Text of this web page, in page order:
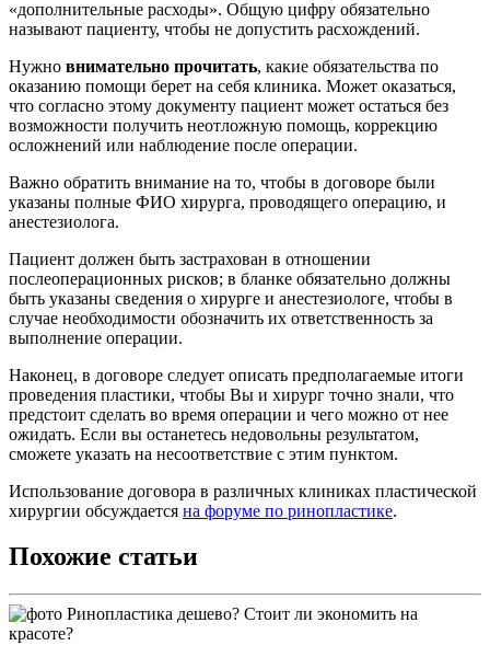
«дополнительные расходы». Общую цифру обязательно
называют пациенту, чтобы не допустить расхождений.
Нужно внимательно прочитать, какие обязательства по
оказанию помощи берет на себя клиника. Может оказаться,
что согласно этому документу пациент может остаться без
возможности получить неотложную помощь, коррекцию
осложнений или наблюдение после операции.
Важно обратить внимание на то, чтобы в договоре были
указаны полные ФИО хирурга, проводящего операцию, и
анестезиолога.
Пациент должен быть застрахован в отношении
послеоперационных рисков; в бланке обязательно должны
быть указаны сведения о хирурге и анестезиологе, чтобы в
случае необходимости обозначить их ответственность за
выполнение операции.
Наконец, в договоре следует описать предполагаемые итоги
проведения пластики, чтобы Вы и хирург точно знали, что
предстоит сделать во время операции и чего можно от нее
ожидать. Если вы останетесь недовольны результатом,
сможете указать на несоответствие с этим пунктом.
Использование договора в различных клиниках пластической
хирургии обсуждается на форуме по ринопластике.
Похожие статьи